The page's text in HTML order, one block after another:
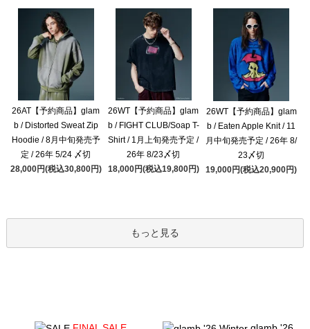
26AT【予約商品】glam
b / Distorted Sweat Zip
Hoodie / 8月中旬発売予
定 / 26年 5/24 〆切
28,000円(税込30,800円)
26WT【予約商品】glam
b / FIGHT CLUB/Soap T-
Shirt / 1月上旬発売予定 /
26年 8/23〆切
18,000円(税込19,800円)
26WT【予約商品】glam
b / Eaten Apple Knit / 11
月中旬発売予定 / 26年 8/
23〆切
19,000円(税込20,900円)
もっと見る